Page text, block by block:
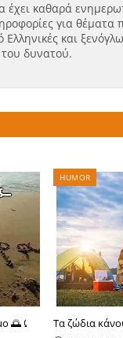
καθαρά
για θέματα
και
δυνατού.
🌅⤹
HUMOR
Τα ζώδια